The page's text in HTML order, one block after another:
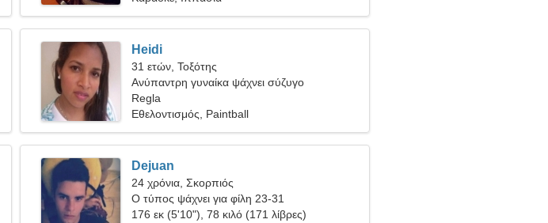
Heidi
31 ετών, Τοξότης
Ανύπαντρη γυναίκα ψάχνει σύζυγο
Regla
Εθελοντισμός, Paintball
Dejuan
24 χρόνια, Σκορπιός
Ο τύπος ψάχνει για φίλη 23-31
176 εκ (5'10"), 78 κιλό (171 λίβρες)